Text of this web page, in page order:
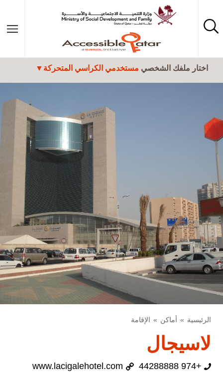
تجاوز إلى المحتوى الرئيسي
اختار ملفك الشخصي مستخدمي الكراسي المتحركة
الرئيسية أماكن الإقامة
لاسيجال
+974 44288888
www.lacigalehotel.com